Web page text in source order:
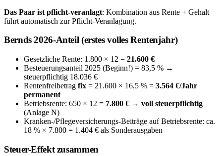
Das Paar ist pflicht-veranlagt: Kombination aus Rente + Gehalt
führt automatisch zur Pflicht-Veranlagung.
Bernds 2026-Anteil (erstes volles Rentenjahr)
Gesetzliche Rente: 1.800 × 12 = 21.600 €
Besteuerungsanteil 2025 (Beginn!) = 83,5 % →
steuerpflichtig 18.036 €
Rentenfreibetrag fix = 21.600 × 16,5 % = 3.564 €/Jahr
permanent
Betriebsrente: 650 × 12 = 7.800 € → voll steuerpflichtig
(Anlage N)
Kranken-/Pflegeversicherungs-Beiträge auf Betriebsrente: ca.
18 % × 7.800 = 1.404 € als Sonderausgaben
Steuer-Effekt zusammen